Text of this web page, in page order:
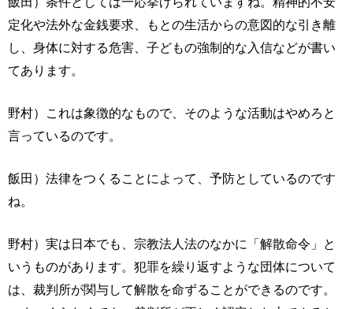
定化や法外な金銭要求、もとの生活からの意図的な引き離
し、身体に対する危害、子どもの強制的な入信などが書い
てあります。
野村）これは象徴的なもので、そのような活動はやめろと
言っているのです。
飯田）法律をつくることによって、予防としているのです
ね。
野村）実は日本でも、宗教法人法のなかに「解散命令」と
いうものがあります。犯罪を繰り返すような団体について
は、裁判所が関与して解散を命ずることができるのです。